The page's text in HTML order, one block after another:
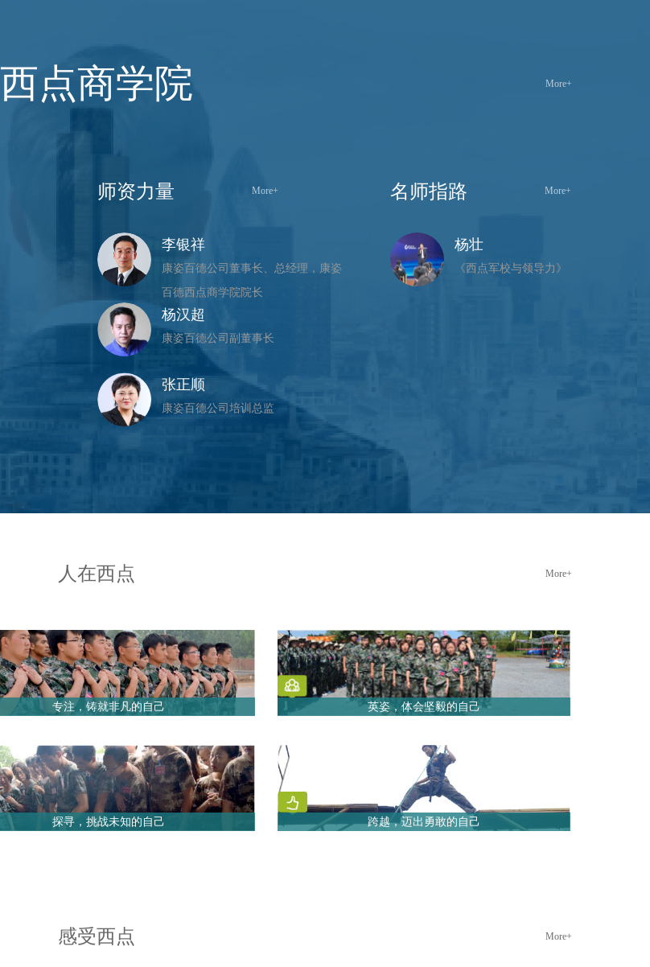
西点商学院 More+
师资力量 More+
李银祥
康姿百德公司董事长、总经理，康姿
百德西点商学院院长
杨汉超
康姿百德公司副董事长
张正顺
康姿百德公司培训总监
名师指路 More+
杨壮
《西点军校与领导力》
人在西点 More+
专注，铸就非凡的自己 英姿，体会坚毅的自己
探寻，挑战未知的自己 跨越，迈出勇敢的自己
感受西点 More+